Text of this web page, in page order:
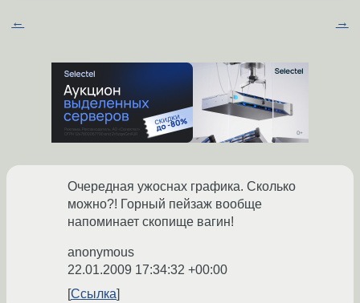
← →
Очередная ужоснах графика. Сколько
можно?! Горный пейзаж вообще
напоминает скопище вагин!
anonymous
22.01.2009 17:34:32 +00:00
Ссылка